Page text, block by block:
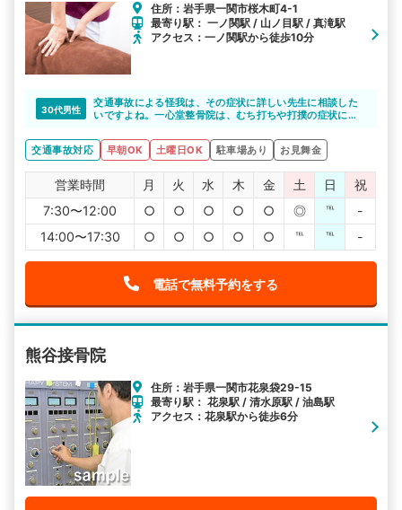
住所：岩手県一関市桜木町4-1
最寄り駅： 一ノ関駅 / 山ノ目駅 / 真滝駅
アクセス：一ノ関駅から徒歩10分
30代男性
交通事故による怪我は、その症状に詳しい先生に相談した
いですよね。一心堂整骨院は、むち打ちや打撲の症状につ
保険の手続きについても分かりやすく説明してくれるので
頼りになりますね。
交通事故対応 早朝OK 土曜日OK 駐車場あり お見舞金
営業時間 月 火 水 木 金 土 日
祝
7:30〜12:00
○ ○ ○ ○ ○ ◎ ℡
-
14:00〜17:30
○ ○ ○ ○ ○ ℡ ℡ -
電話で無料予約をする
熊谷接骨院
住所：岩手県一関市花泉袋29-15
最寄り駅： 花泉駅 / 清水原駅 / 油島駅
アクセス：花泉駅から徒歩6分